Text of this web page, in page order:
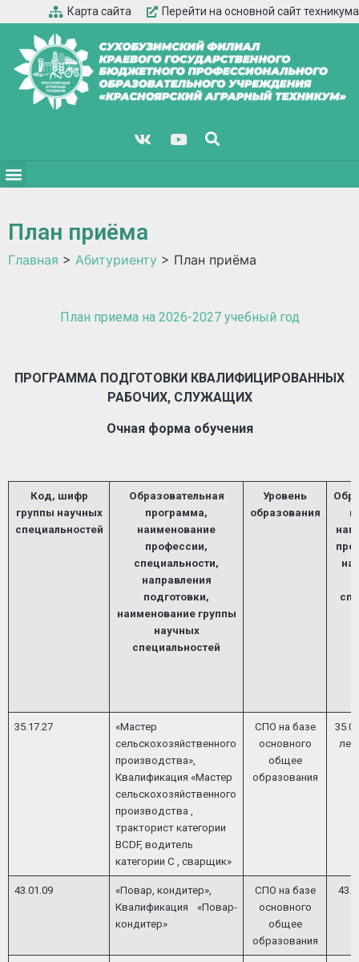
Карта сайта Перейти на основной сайт техникума
План приёма
Главная > Абитуриенту > План приёма
План приема на 2026-2027 учебный год
ПРОГРАММА ПОДГОТОВКИ КВАЛИФИЦИРОВАННЫХ
РАБОЧИХ, СЛУЖАЩИХ
Очная форма обучения
Код, шифр
группы научных
специальностей
Образовательная
программа,
наименование
профессии,
специальности,
направления
подготовки,
наименование группы
научных
специальностей
Уровень
образования
35.17.27
«Мастер
сельскохозяйственного
производства»,
Квалификация «Мастер
сельскохозяйственного
производства ,
тракторист категории
BCDF, водитель
категории С , сварщик»
СПО на базе
основного
общее
образования
43.01.09
«Повар, кондитер»,
Квалификация «Повар-
кондитер»
СПО на базе
основного
общее
образования